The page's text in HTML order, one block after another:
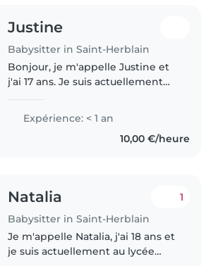
Justine
Babysitter in Saint-Herblain
Bonjour, je m'appelle Justine et
j'ai 17 ans. Je suis actuellement
Je recherche un travail étudiant
pour l'année scolaire 2025-2026
Expérience: < 1 an
10,00 €/heure
Natalia
Babysitter in Saint-Herblain
1
Je m'appelle Natalia, j'ai 18 ans et
je suis actuellement au lycée